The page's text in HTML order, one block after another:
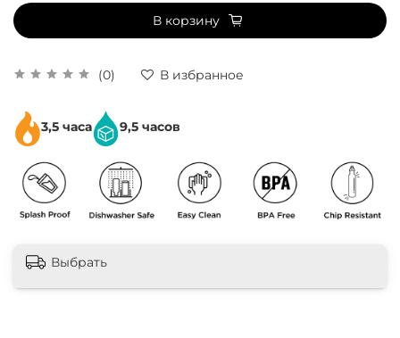
(0) В избранное
В корзину
3,5 часа 9,5 часов
Выбрать